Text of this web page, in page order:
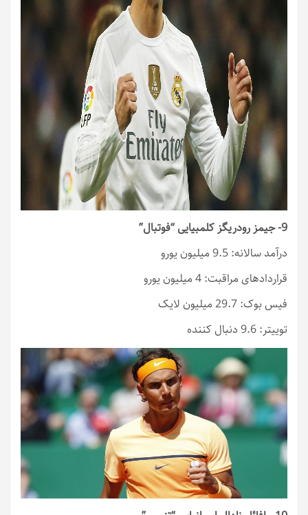
9- جیمز رودریگز کلمبیایی “فوتبال”
درآمد سالانه: 9.5 میلیون یورو
قراردادهای مراقبت: 4 میلیون یورو
فیس بوک: 29.7 میلیون لایک
توییتر: 9.6 دنبال کننده